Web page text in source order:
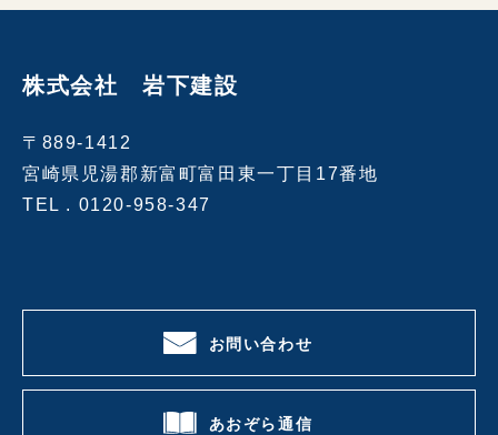
株式会社 岩下建設
〒889-1412
宮崎県児湯郡新富町富田東一丁目17番地
TEL . 0120-958-347
お問い合わせ
あおぞら通信